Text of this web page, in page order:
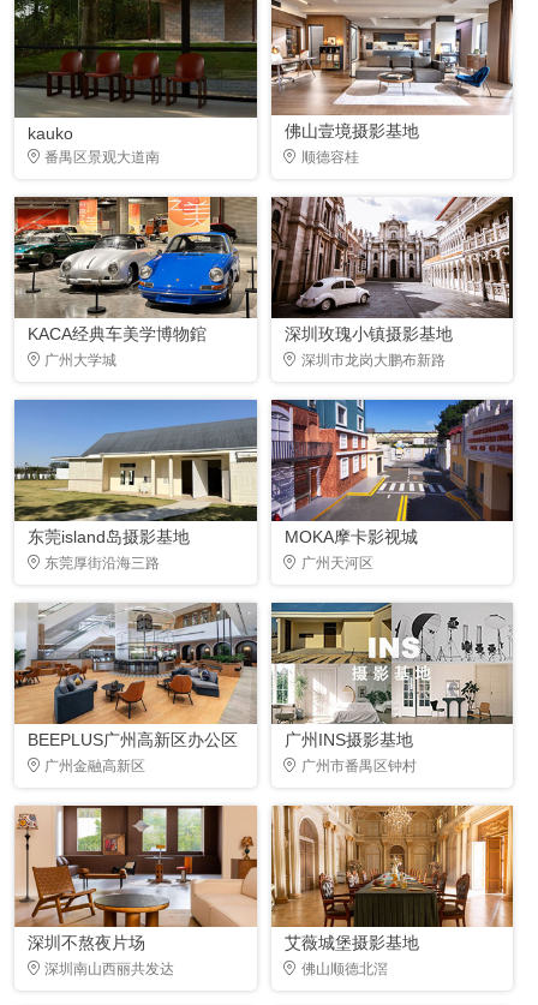
kauko
番禺区景观大道南
佛山壹境摄影基地
顺德容桂
KACA经典车美学博物錧
广州大学城
深圳玫瑰小镇摄影基地
深圳市龙岗大鹏布新路
东莞island岛摄影基地
东莞厚街沿海三路
MOKA摩卡影视城
广州天河区
BEEPLUS广州高新区办公区
广州金融高新区
广州INS摄影基地
广州市番禺区钟村
深圳不熬夜片场
深圳南山西丽共发达
艾薇城堡摄影基地
佛山顺德北滘